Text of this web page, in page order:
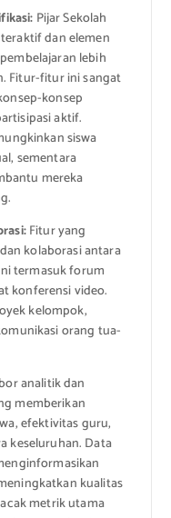
Pijar Sekolah
dan elemen
lebih
Fitur-fitur ini sangat
konsep
aktif.
siswa
sementara
mereka
Fitur yang
kolaborasi antara
termasuk forum
konferensi video.
kelompok,
orang tua-
analitik dan
memberikan
efektivitas guru,
keseluruhan. Data
kualitas
metrik utama